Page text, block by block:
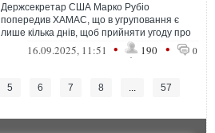
Держсекретар США Марко Рубіо
попередив ХАМАС, що в угруповання є
лише кілька днів, щоб прийняти угоду про
припинення вогню на тлі бомбардування
16.09.2025, 11:51 • 190 • 0
5 6 7 8 ... 57